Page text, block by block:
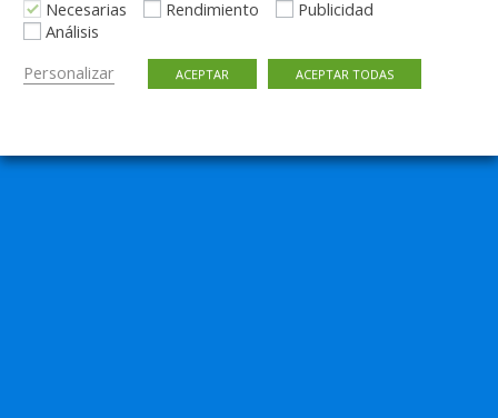
Necesarias
Rendimiento
Publicidad
Análisis
Personalizar
ACEPTAR ACEPTAR TODAS